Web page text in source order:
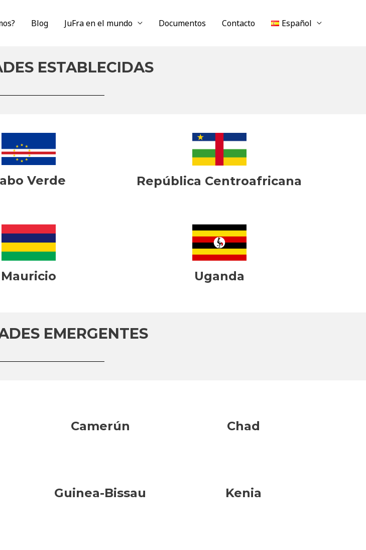
Blog JuFra en el mundo Documentos Contacto Español
ESTABLECIDAS
Verde República Centroafricana
Mauricio Uganda
EMERGENTES
Camerún Chad
Guinea-Bissau Kenia